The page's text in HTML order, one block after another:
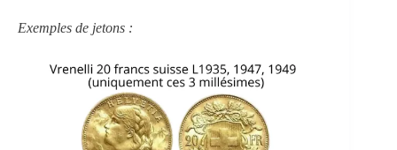
Exemples de jetons :